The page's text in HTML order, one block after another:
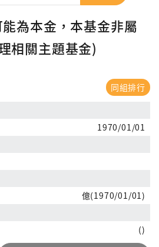
為本金，本基金非屬
相關主題基金)
同組排行
1970/01/01
億(1970/01/01)
()